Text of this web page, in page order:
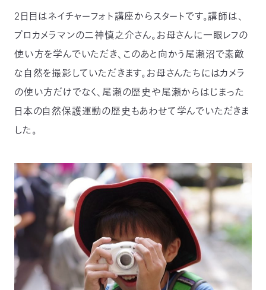
2日目はネイチャーフォト講座からスタートです。講師は、
プロカメラマンの二神慎之介さん。お母さんに一眼レフの
使い方を学んでいただき、このあと向かう尾瀬沼で素敵
な自然を撮影していただきます。お母さんたちにはカメラ
の使い方だけでなく、尾瀬の歴史や尾瀬からはじまった
日本の自然保護運動の歴史もあわせて学んでいただきま
した。